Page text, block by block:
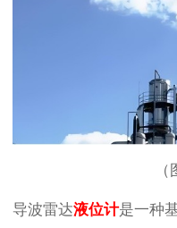
导波雷达液位计是一种